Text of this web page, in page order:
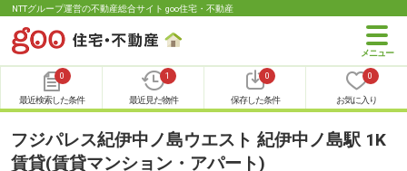
NTTグループ運営の不動産総合サイト goo住宅・不動産
0
最近検索した条件
1
最近見た物件
0
保存した条件
0
お気に入り
フジパレス紀伊中ノ島ウエスト 紀伊中ノ島駅 1K
賃貸(賃貸マンション・アパート)